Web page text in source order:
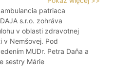
patriaca
s.r.o. zohráva
v oblasti zdravotnej
v Nemšovej. Pod
MUDr. Petra Daňa a
sestry Márie